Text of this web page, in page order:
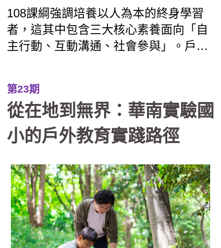
跨界整合與面對未來的能力。
108課綱強調培養以人為本的終身學習
者，這其中包含三大核心素養面向「自
主行動、互動溝通、社會參與」。戶外
式。大湖農工作為戶外教育的推動基
地，自2021年起即成立戀戀大湖學教師
社群，致力推動戶外教育系列課程。透
過自編教材、戶外走讀、科技融入等多
作、國際交流。本文透過大湖農工的實
踐案例，剖析教育創新的實施與經驗，
期望為戶外教育提供具體啟發。
第23期
從在地到無界：華南實驗國
小的戶外教育實踐路徑